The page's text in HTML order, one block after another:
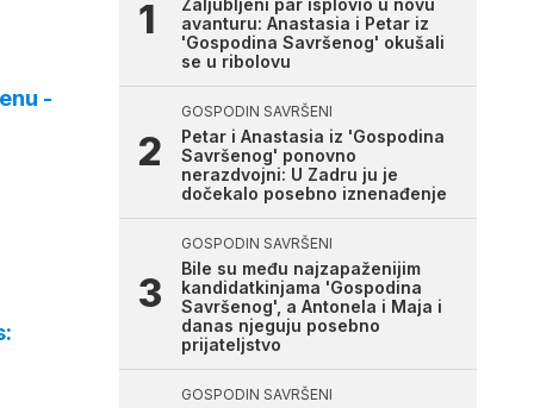
-
Zaljubljeni par isplovio u novu
avanturu: Anastasia i Petar iz
'Gospodina Savršenog' okušali
se u ribolovu
GOSPODIN SAVRŠENI
Petar i Anastasia iz 'Gospodina
Savršenog' ponovno
nerazdvojni: U Zadru ju je
dočekalo posebno iznenađenje
GOSPODIN SAVRŠENI
Bile su među najzapaženijim
kandidatkinjama 'Gospodina
Savršenog', a Antonela i Maja i
danas njeguju posebno
prijateljstvo
GOSPODIN SAVRŠENI